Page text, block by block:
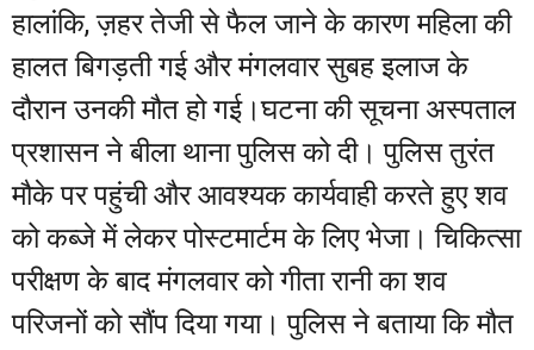
हालांकि, ज़हर तेजी से फैल जाने के कारण महिला की
हालत बिगड़ती गई और मंगलवार सुबह इलाज के
दौरान उनकी मौत हो गई।घटना की सूचना अस्पताल
प्रशासन ने बीला थाना पुलिस को दी। पुलिस तुरंत
मौके पर पहुंची और आवश्यक कार्यवाही करते हुए शव
को कब्जे में लेकर पोस्टमार्टम के लिए भेजा। चिकित्सा
परीक्षण के बाद मंगलवार को गीता रानी का शव
परिजनों को सौंप दिया गया। पुलिस ने बताया कि मौत